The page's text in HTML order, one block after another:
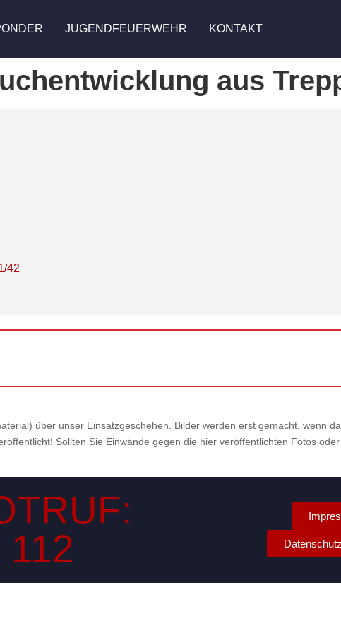
JUGENDFEUERWEHR KONTAKT
aus
42
über unser Einsatzgeschehen. Bilder werden erst gemacht, wenn
Sollten Sie Einwände gegen die hier veröffentlichten Fotos
112